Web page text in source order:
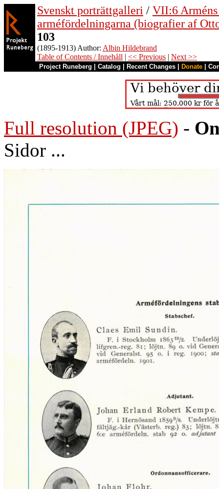
Svenskt porträttgalleri / VII:6
arméfördelningarna (biografier af
103
(1895-1913) Author: Albin Hildebrand
Table of Contents / Innehåll | << Previous | Next >>
Project Runeberg Catalog Recent Changes Donate
Full resolution (JPEG) -
Sidor ...